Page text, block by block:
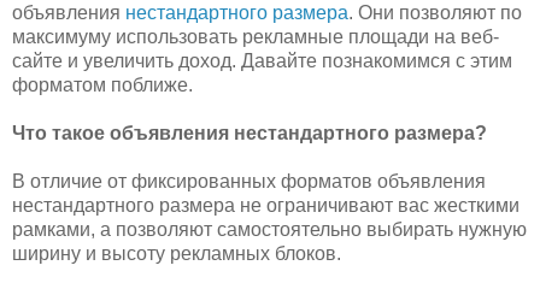
объявления нестандартного размера. Они позволяют по
максимуму использовать рекламные площади на веб-
сайте и увеличить доход. Давайте познакомимся с этим
форматом поближе.
Что такое объявления нестандартного размера?
В отличие от фиксированных форматов объявления
нестандартного размера не ограничивают вас жесткими
рамками, а позволяют самостоятельно выбирать нужную
ширину и высоту рекламных блоков.